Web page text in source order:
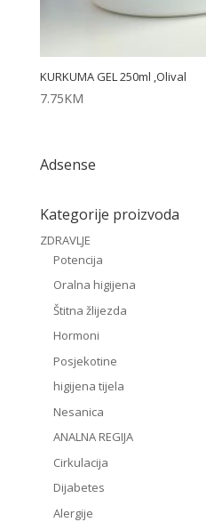
KURKUMA GEL 250ml ,Olival
7.75KM
Adsense
Kategorije proizvoda
ZDRAVLJE
Potencija
Oralna higijena
Štitna žlijezda
Hormoni
Posjekotine
higijena tijela
Nesanica
ANALNA REGIJA
Cirkulacija
Dijabetes
Alergije